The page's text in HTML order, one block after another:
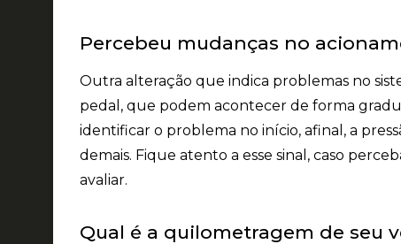
Percebeu mudanças no
Outra alteração que indica problemas no
pedal, que podem acontecer de forma
identificar o problema no início, afinal, a
demais. Fique atento a esse sinal, caso
avaliar.
Qual é a quilometragem de seu